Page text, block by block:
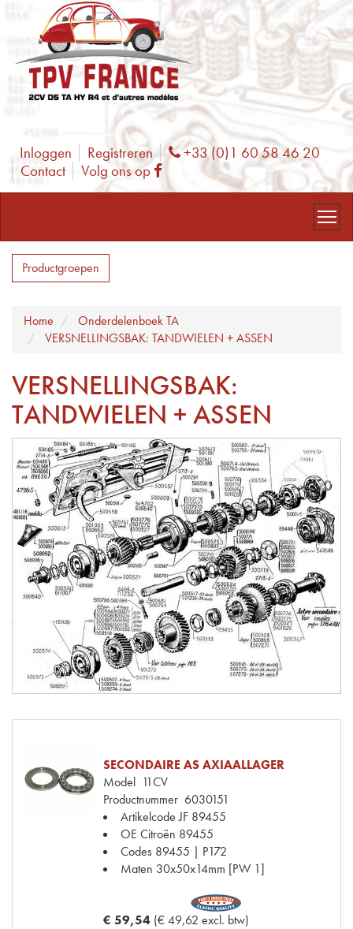
Inloggen Registreren Phone
+33 (0)1 60 58 46 20
Contact
Volg ons op Facebook
Productgroepen
Home
Onderdelenboek TA
VERSNELLINGSBAK: TANDWIELEN + ASSEN
VERSNELLINGSBAK:
TANDWIELEN + ASSEN
SECONDAIRE AS AXIAALLAGER
Model 11CV
Productnummer 6030151
Artikelcode JF 89455
OE Citroën 89455
Codes 89455 | P172
Maten 30x50x14mm [PW 1]
€ 59,54 (€ 49,62 excl. btw)